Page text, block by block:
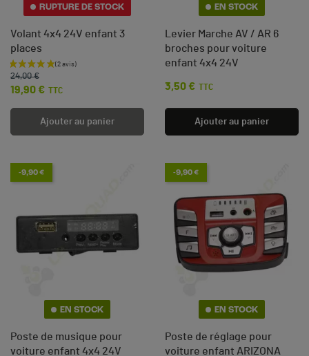
RUPTURE DE STOCK
Volant 4x4 24V enfant 3
places
Prix de base
24,00 €
Prix
19,90 € TTC
Ajouter au panier
EN STOCK
Levier Marche AV / AR 6
broches pour voiture
enfant 4x4 24V
Prix
3,50 € TTC
Ajouter au panier
-9,90 €
EN STOCK
Poste de musique pour
voiture enfant 4x4 24V
-9,90 €
EN STOCK
Poste de réglage pour
voiture enfant ARIZONA